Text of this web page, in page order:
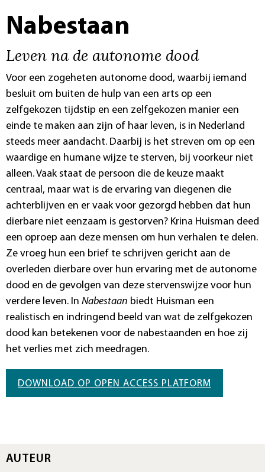
Nabestaan
Leven na de autonome dood
Voor een zogeheten autonome dood, waarbij iemand
besluit om buiten de hulp van een arts op een
zelfgekozen tijdstip en een zelfgekozen manier een
einde te maken aan zijn of haar leven, is in Nederland
steeds meer aandacht. Daarbij is het streven om op een
waardige en humane wijze te sterven, bij voorkeur niet
alleen. Vaak staat de persoon die de keuze maakt
centraal, maar wat is de ervaring van diegenen die
achterblijven en er vaak voor gezorgd hebben dat hun
dierbare niet eenzaam is gestorven? Krina Huisman deed
een oproep aan deze mensen om hun verhalen te delen.
Ze vroeg hun een brief te schrijven gericht aan de
overleden dierbare over hun ervaring met de autonome
dood en de gevolgen van deze stervenswijze voor hun
verdere leven. In Nabestaan biedt Huisman een
realistisch en indringend beeld van wat de zelfgekozen
dood kan betekenen voor de nabestaanden en hoe zij
het verlies met zich meedragen.
DOWNLOAD OP OPEN ACCESS PLATFORM
AUTEUR